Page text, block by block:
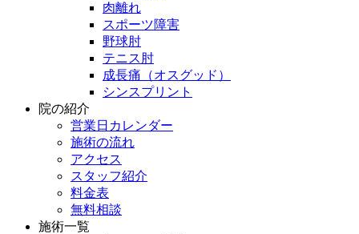
肉離れ
スポーツ障害
野球肘
テニス肘
成長痛（オスグッド）
シンスプリント
院の紹介
営業日カレンダー
施術の流れ
アクセス
スタッフ紹介
料金表
無料相談
施術一覧